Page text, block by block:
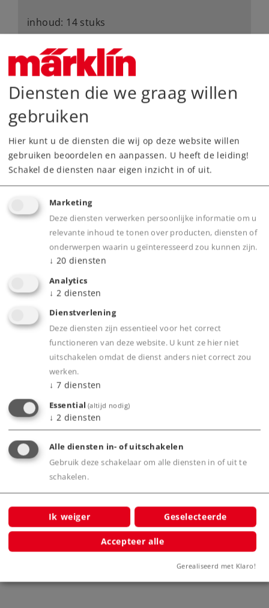
inhoud: 14 stuks
Webwinkel
Dealer zoeken
Downloads
Product
Productinfo
Bijbehorende producten
Mast voor bovenleiding
Diensten die we graag willen
gebruiken
Hier kunt u de diensten die wij op deze website willen
gebruiken beoordelen en aanpassen. U heeft de leiding!
Schakel de diensten naar eigen inzicht in of uit.
Marketing
Deze diensten verwerken persoonlijke informatie om u
relevante inhoud te tonen over producten, diensten of
onderwerpen waarin u geïnteresseerd zou kunnen zijn.
↓ 20 diensten
Analytics
↓ 2 diensten
Dienstverlening
Deze diensten zijn essentieel voor het correct
functioneren van deze website. U kunt ze hier niet
uitschakelen omdat de dienst anders niet correct zou
werken.
↓ 7 diensten
Essential (altijd nodig)
↓ 2 diensten
Alle diensten in- of uitschakelen
Gebruik deze schakelaar om alle diensten in of uit te
schakelen.
Ik weiger Geselecteerde
Accepteer alle
Gerealiseerd met Klaro!